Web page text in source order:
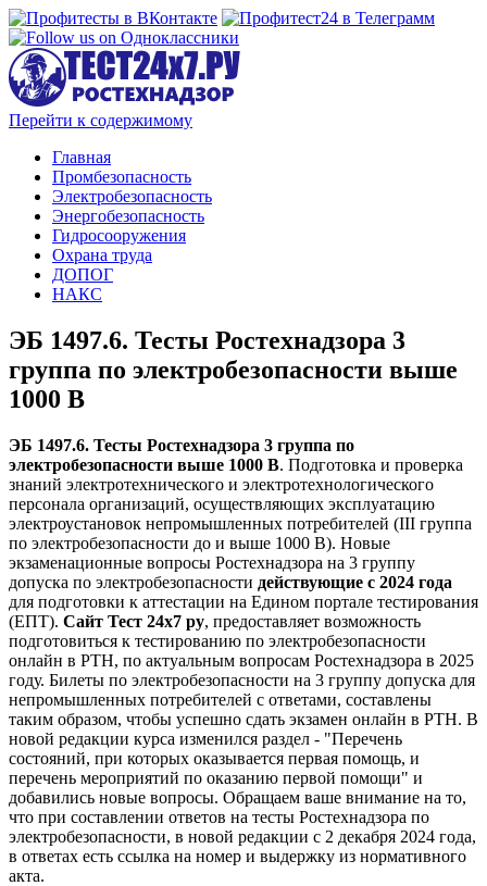
Перейти к содержимому
Главная
Промбезопасность
Электробезопасность
Энергобезопасность
Гидросооружения
Охрана труда
ДОПОГ
НАКС
ЭБ 1497.6. Тесты Ростехнадзора 3
группа по электробезопасности выше
1000 В
ЭБ 1497.6. Тесты Ростехнадзора 3 группа по
электробезопасности выше 1000 В. Подготовка и проверка
знаний электротехнического и электротехнологического
персонала организаций, осуществляющих эксплуатацию
электроустановок непромышленных потребителей (III группа
по электробезопасности до и выше 1000 В). Новые
экзаменационные вопросы Ростехнадзора на 3 группу
допуска по электробезопасности действующие с 2024 года
для подготовки к аттестации на Едином портале тестирования
(ЕПТ). Сайт Тест 24х7 ру, предоставляет возможность
подготовиться к тестированию по электробезопасности
онлайн в РТН, по актуальным вопросам Ростехнадзора в 2025
году. Билеты по электробезопасности на 3 группу допуска для
непромышленных потребителей с ответами, составлены
таким образом, чтобы успешно сдать экзамен онлайн в РТН. В
новой редакции курса изменился раздел - "Перечень
состояний, при которых оказывается первая помощь, и
перечень мероприятий по оказанию первой помощи" и
добавились новые вопросы. Обращаем ваше внимание на то,
что при составлении ответов на тесты Ростехнадзора по
электробезопасности, в новой редакции с 2 декабря 2024 года,
в ответах есть ссылка на номер и выдержку из нормативного
акта.